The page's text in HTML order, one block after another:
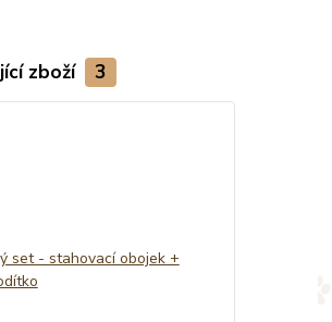
zboží 3